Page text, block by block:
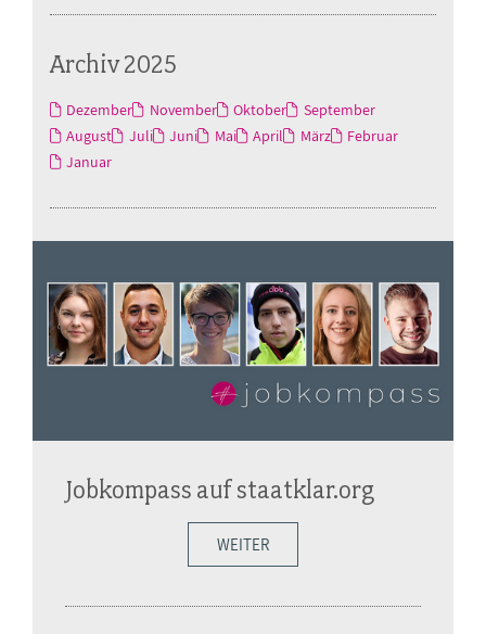
Archiv 2025
Dezember November Oktober
September
August
Juli Juni Mai April März
Februar
Januar
Jobkompass auf staatklar.org
WEITER